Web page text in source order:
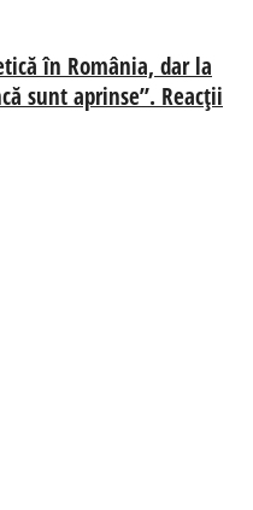
în România, dar la
sunt aprinse”. Reacții